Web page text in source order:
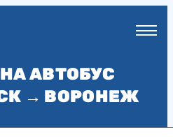
АВТОБУС
→ ВОРОНЕЖ